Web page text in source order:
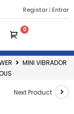
Registar | Entrar
MINI VIBRADOR
Next Product